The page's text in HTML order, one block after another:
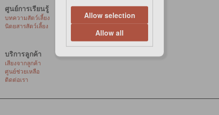
ศูนย์การเรียนรู้
บทความสัตว์เลี้ยง
นิตยสารสัตว์เลี้ยง
บริการลูกค้า
เสียงจากลูกค้า
ศูนย์ช่วยเหลือ
ติดต่อเรา
Allow selection
Allow all